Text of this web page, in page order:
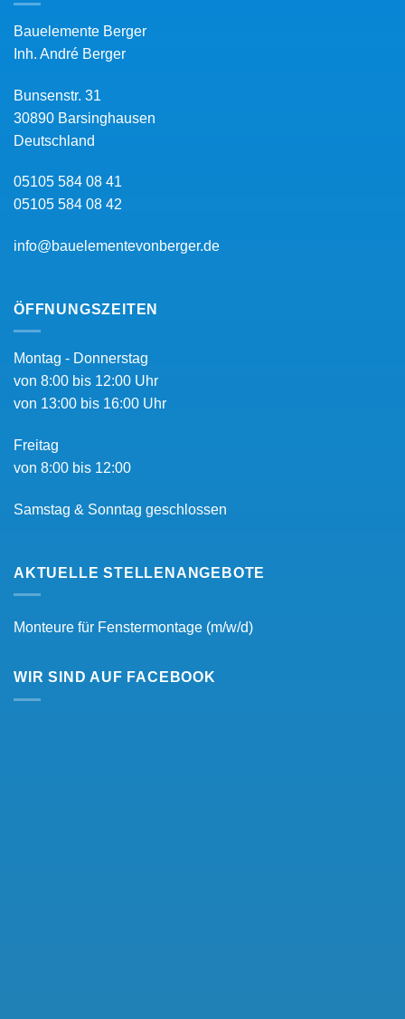
Bauelemente Berger
Inh. André Berger
Bunsenstr. 31
30890 Barsinghausen
Deutschland
05105 584 08 41
05105 584 08 42
info@bauelementevonberger.de
ÖFFNUNGSZEITEN
Montag - Donnerstag
von 8:00 bis 12:00 Uhr
von 13:00 bis 16:00 Uhr
Freitag
von 8:00 bis 12:00
Samstag & Sonntag geschlossen
AKTUELLE STELLENANGEBOTE
Monteure für Fenstermontage (m/w/d)
WIR SIND AUF FACEBOOK